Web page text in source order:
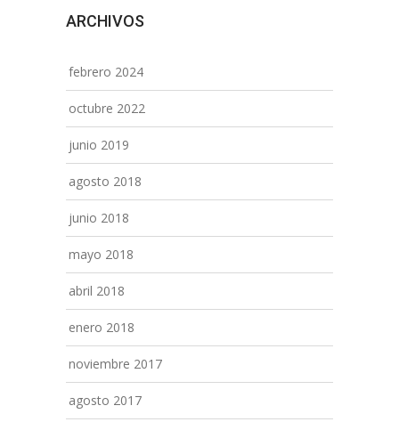
ARCHIVOS
febrero 2024
octubre 2022
junio 2019
agosto 2018
junio 2018
mayo 2018
abril 2018
enero 2018
noviembre 2017
agosto 2017